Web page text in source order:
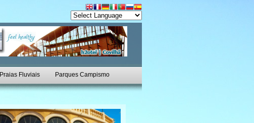
Praias Fluviais Parques Campismo